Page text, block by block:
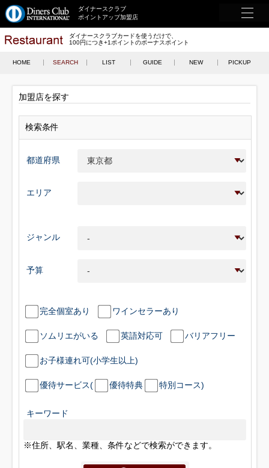
ダイナースクラブ
ポイントアップ加盟店
ダイナースクラブカードを使うだけで、
100円につき+1ポイントのボーナスポイント
HOME SEARCH LIST GUIDE NEW PICKUP
加盟店を探す
検索条件
都道府県
エリア
ジャンル
予算
完全個室あり ワインセラーあり
ソムリエがいる 英語対応可 バリアフリー
お子様連れ可(小学生以上)
優待サービス( 優待特典 特別コース)
キーワード
※住所、駅名、業種、条件などで検索ができます。